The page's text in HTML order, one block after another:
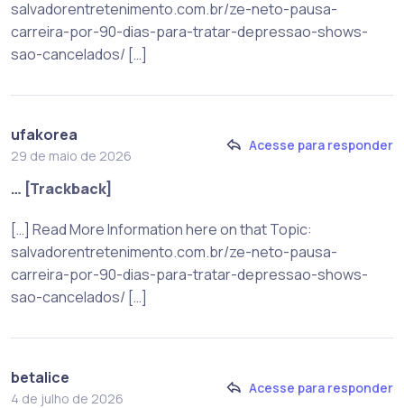
salvadorentretenimento.com.br/ze-neto-pausa-
carreira-por-90-dias-para-tratar-depressao-shows-
sao-cancelados/ […]
ufakorea
29 de maio de 2026
Acesse para responder
… [Trackback]
[…] Read More Information here on that Topic:
salvadorentretenimento.com.br/ze-neto-pausa-
carreira-por-90-dias-para-tratar-depressao-shows-
sao-cancelados/ […]
betalice
4 de julho de 2026
Acesse para responder